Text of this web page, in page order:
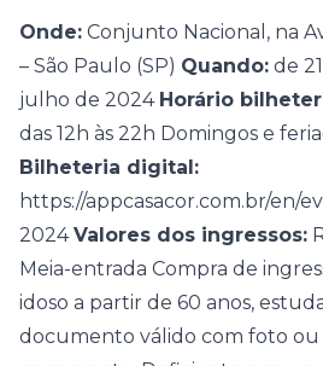
Onde: Conjunto Nacional, na
– São Paulo (SP) Quando: de
julho de 2024 Horário
das 12h às 22h Domingos e
Bilheteria digital:
https://appcasacor.com.br/en/
2024 Valores dos ingressos:
Meia-entrada Compra de
idoso a partir de 60 anos,
documento válido com foto ou